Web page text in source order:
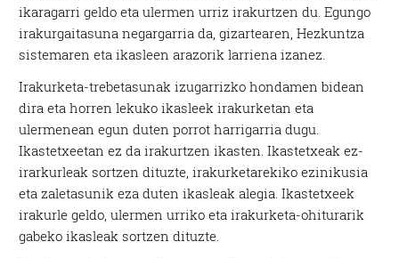
ikaragarri geldo eta ulermen urriz irakurtzen du. Egungo
irakurgaitasuna negargarria da, gizartearen, Hezkuntza
sistemaren eta ikasleen arazorik larriena izanez.
Irakurketa-trebetasunak izugarrizko hondamen bidean
dira eta horren lekuko ikasleek irakurketan eta
ulermenean egun duten porrot harrigarria dugu.
Ikastetxeetan ez da irakurtzen ikasten. Ikastetxeak ez-
irarkurleak sortzen dituzte, irakurketarekiko ezinikusia
eta zaletasunik eza duten ikasleak alegia. Ikastetxeek
irakurle geldo, ulermen urriko eta irakurketa-ohiturarik
gabeko ikasleak sortzen dituzte.